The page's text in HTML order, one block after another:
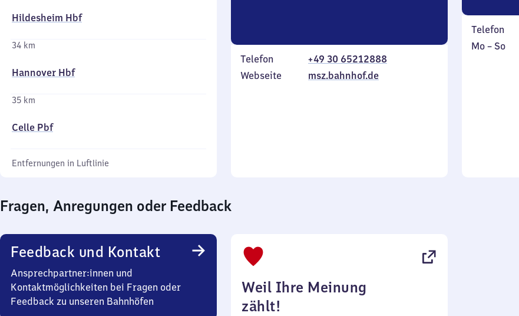
Hildesheim Hbf
34 km
Hannover Hbf
35 km
Celle Pbf
Entfernungen in Luftlinie
Telefon
+49 30 65212888
Webseite
msz.bahnhof.de
Telefon
Montag
Mo – So,
Fragen, Anregungen oder Feedback
Feedback und Kontakt
Ansprechpartner:innen und
Kontaktmöglichkeiten bei Fragen oder
Feedback zu unseren Bahnhöfen
Weil Ihre Meinung
zählt!